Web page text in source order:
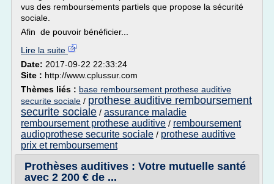
vus des remboursements partiels que propose la sécurité
sociale.
Afin de pouvoir bénéficier...
Lire la suite
Date: 2017-09-22 22:33:24
Site : http://www.cplussur.com
Thèmes liés : base remboursement prothese auditive
securite sociale / prothese auditive remboursement
securite sociale / assurance maladie
remboursement prothese auditive / remboursement
audioprothese securite sociale / prothese auditive
prix et remboursement
Prothèses auditives : Votre mutuelle santé
avec 2 200 € de ...